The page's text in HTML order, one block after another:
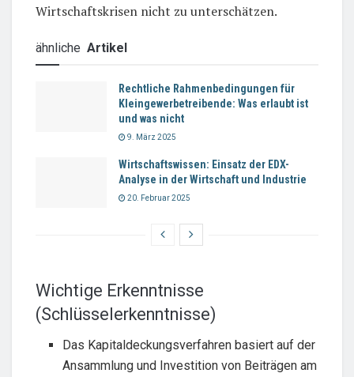
Wirtschaftskrisen nicht zu unterschätzen.
ähnliche Artikel
Rechtliche Rahmenbedingungen für
Kleingewerbetreibende: Was erlaubt ist
und was nicht
9. März 2025
Wirtschaftswissen: Einsatz der EDX-
Analyse in der Wirtschaft und Industrie
20. Februar 2025
Wichtige Erkenntnisse
(Schlüsselerkenntnisse)
Das Kapitaldeckungsverfahren basiert auf der
Ansammlung und Investition von Beiträgen am